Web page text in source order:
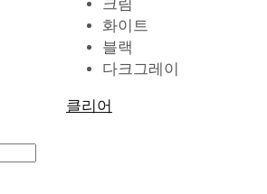
크림
화이트
블랙
다크그레이
클리어